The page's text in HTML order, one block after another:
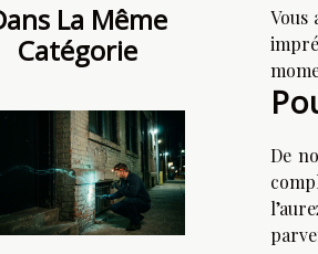
La Même
Catégorie
Vous
De